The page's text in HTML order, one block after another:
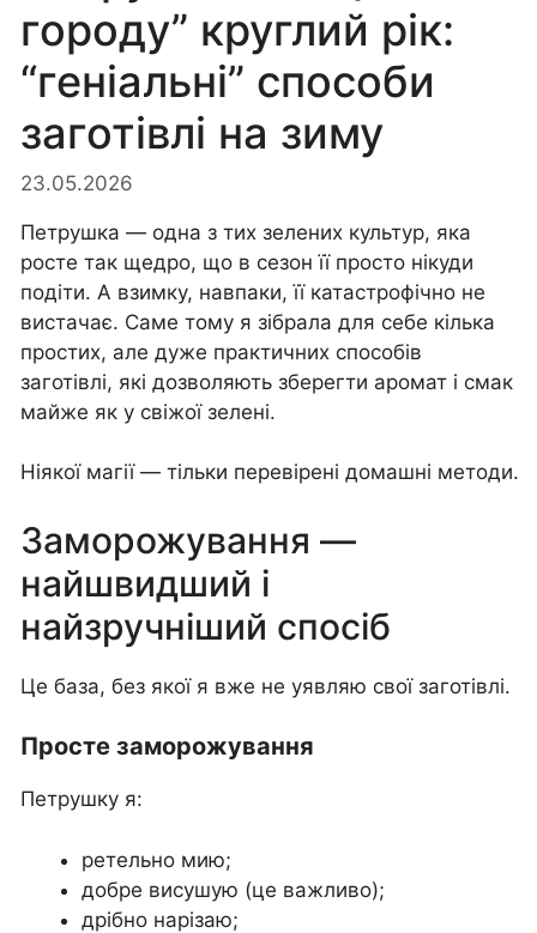
городу” круглий рік:
“геніальні” способи
заготівлі на зиму
23.05.2026
Петрушка — одна з тих зелених культур, яка
росте так щедро, що в сезон її просто нікуди
подіти. А взимку, навпаки, її катастрофічно не
вистачає. Саме тому я зібрала для себе кілька
простих, але дуже практичних способів
заготівлі, які дозволяють зберегти аромат і смак
майже як у свіжої зелені.
Ніякої магії — тільки перевірені домашні методи.
Заморожування —
найшвидший і
найзручніший спосіб
Це база, без якої я вже не уявляю свої заготівлі.
Просте заморожування
Петрушку я:
ретельно мию;
добре висушую (це важливо);
дрібно нарізаю;